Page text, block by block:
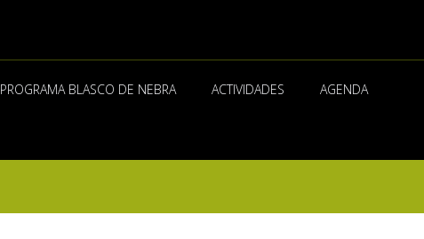
PROGRAMA BLASCO DE NEBRA ACTIVIDADES AGENDA